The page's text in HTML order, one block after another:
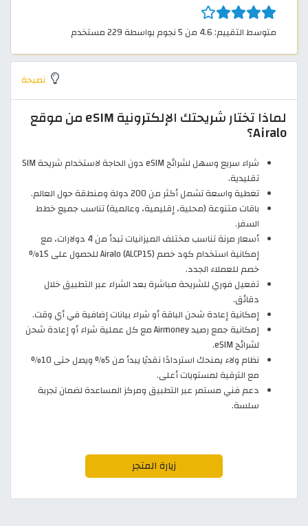
متوسط التقييم: 4.6 من 5 نجوم بواسطة 229 مستخدم
نصيحة
لماذا تختار شريحتك الإلكترونية eSIM من موقع
Airalo؟
شراء سريع وسهل لشرائح eSIM دون الحاجة لاستخدام شريحة SIM
تقليدية.
تغطية واسعة تشمل أكثر من 200 دولة ومنطقة حول العالم.
باقات متنوعة (محلية، إقليمية، وعالمية) تناسب جميع خطط
السفر.
أسعار مرنة تناسب مختلف الميزانيات تبدأ من 4 دولارات، مع
إمكانية استخدام كود خصم Airalo (ALCP15) للحصول على 15%
خصم للعملاء الجدد.
تفعيل فوري للشريحة مباشرة بعد الشراء عبر التطبيق خلال
دقائق.
إمكانية إعادة شحن الباقة أو شراء بيانات إضافية في أي وقت.
إمكانية جمع رصيد Airmoney مع كل عملية شراء أو إعادة شحن
لشرائح eSIM.
نظام ولاء يمنحك استردادًا نقديًا يبدأ من 5% ويصل حتى 10%
مع الترقية لمستويات أعلى.
دعم فني مستمر عبر التطبيق ومركز المساعدة لضمان تجربة
سلسة.
زيارة المتجر